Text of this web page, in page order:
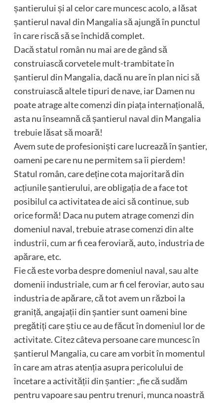
șantierului și al celor care muncesc acolo, a lăsat
șantierul naval din Mangalia să ajungă în punctul
în care riscă să se închidă complet.
Dacă statul român nu mai are de gând să
construiască corvetele mult-trambitate în
șantierul din Mangalia, dacă nu are în plan nici să
construiască altele tipuri de nave, iar Damen nu
poate atrage alte comenzi din piața internațională,
asta nu înseamnă că șantierul naval din Mangalia
trebuie lăsat să moară!
Avem sute de profesioniști care lucrează în șantier,
oameni pe care nu ne permitem sa îi pierdem!
Statul român, care deține cota majoritară din
acțiunile șantierului, are obligația de a face tot
posibilul ca activitatea de aici să continue, sub
orice formă! Daca nu putem atrage comenzi din
domeniul naval, trebuie atrase comenzi din alte
industrii, cum ar fi cea feroviară, auto, industria de
apărare, etc.
Fie că este vorba despre domeniul naval, sau alte
domenii industriale, cum ar fi cel feroviar, auto sau
industria de apărare, că tot avem un război la
graniță, angajații din șantier sunt oameni bine
pregătiți care știu ce au de făcut în domeniul lor de
activitate. Citez câteva persoane care muncesc în
șantierul Mangalia, cu care am vorbit în momentul
în care am atras atenția asupra pericolului de
încetare a activității din șantier: „fie că sudăm
pentru vapoare sau pentru trenuri, munca noastră